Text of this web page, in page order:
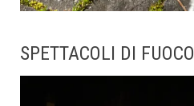
SPETTACOLI DI FUOCO